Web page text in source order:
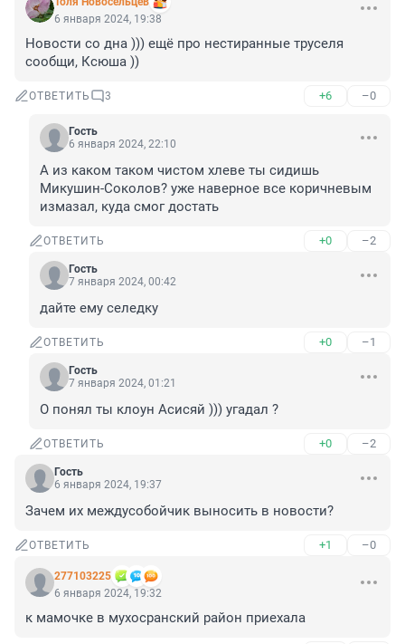
6 января 2024, 19:38
Новости со дна ))) ещё про нестиранные труселя
сообщи, Ксюша ))
ОТВЕТИТЬ 3 +6 –0
Гость
6 января 2024, 22:10
А из каком таком чистом хлеве ты сидишь
Микушин-Соколов? уже наверное все коричневым
измазал, куда смог достать
ОТВЕТИТЬ +0 –2
Гость
7 января 2024, 00:42
дайте ему селедку
ОТВЕТИТЬ +0 –1
Гость
7 января 2024, 01:21
О понял ты клоун Асисяй ))) угадал ?
ОТВЕТИТЬ +0 –2
Гость
6 января 2024, 19:37
Зачем их междусобойчик выносить в новости?
ОТВЕТИТЬ +1 –0
277103225
6 января 2024, 19:32
к мамочке в мухосранский район приехала